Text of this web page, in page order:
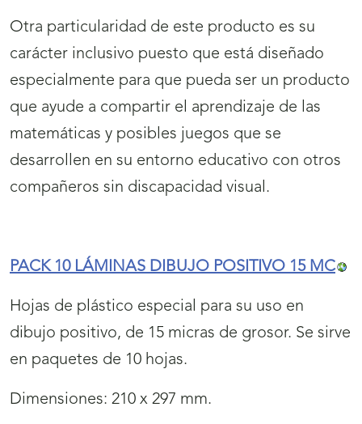
Otra particularidad de este producto es su
carácter inclusivo puesto que está diseñado
especialmente para que pueda ser un producto
que ayude a compartir el aprendizaje de las
matemáticas y posibles juegos que se
desarrollen en su entorno educativo con otros
compañeros sin discapacidad visual.
PACK 10 LÁMINAS DIBUJO POSITIVO 15 MC
Hojas de plástico especial para su uso en
dibujo positivo, de 15 micras de grosor. Se sirve
en paquetes de 10 hojas.
Dimensiones: 210 x 297 mm.